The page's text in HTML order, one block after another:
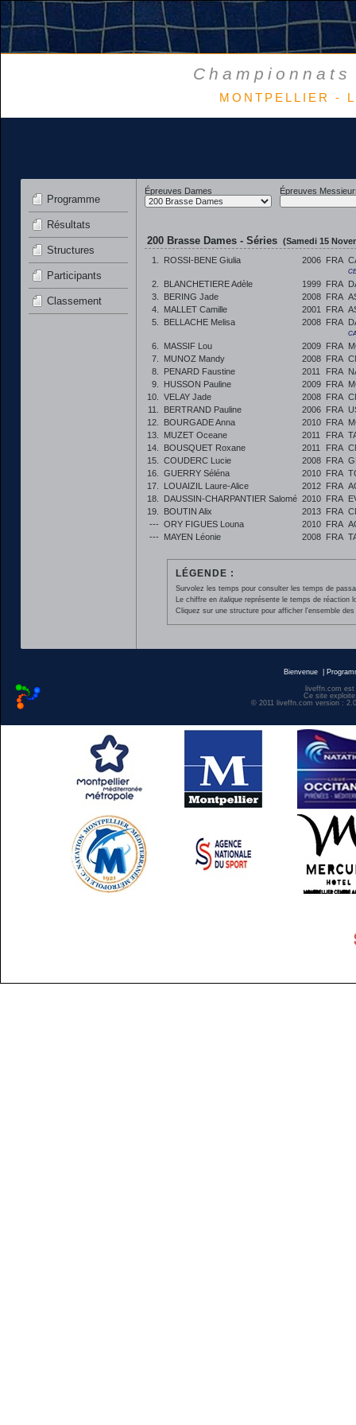
MONTPELLIER -
Programme
Résultats
Structures
Participants
Classement
Épreuves Dames Épreuves
200 Brasse Dames - Séries (Samedi 15
1.
ROSSI-BENE Giulia 2006 FRA
2. BLANCHETIERE Adèle 1999 FRA
3.
BERING Jade 2008 FRA
4.
MALLET Camille 2001 FRA
5.
BELLACHE Melisa 2008 FRA
6. MASSIF Lou 2009 FRA
7.
MUNOZ Mandy 2008 FRA
8.
PENARD Faustine 2011 FRA
9.
HUSSON Pauline 2009 FRA
10.
VELAY Jade 2008 FRA
11.
BERTRAND Pauline 2006 FRA
12.
BOURGADE Anna 2010 FRA
13.
MUZET Oceane 2011 FRA
14.
BOUSQUET Roxane 2011 FRA
15.
COUDERC Lucie 2008 FRA
16.
GUERRY Séléna 2010 FRA
17.
LOUAIZIL Laure-Alice 2012 FRA
18.
DAUSSIN-CHARPANTIER Salomé 2010 FRA
19.
BOUTIN Alix 2013 FRA
--- ORY FIGUES Louna 2010 FRA
---
MAYEN Léonie 2008 FRA
LÉGENDE :
Survolez les temps pour consulter les temps de
Le chiffre en italiquereprésente le temps de réaction
Cliquez sur une structure pour afficher l'ensemble
Bienvenue
liveffn.com
Ce site
© 2011 liveffn.com version :